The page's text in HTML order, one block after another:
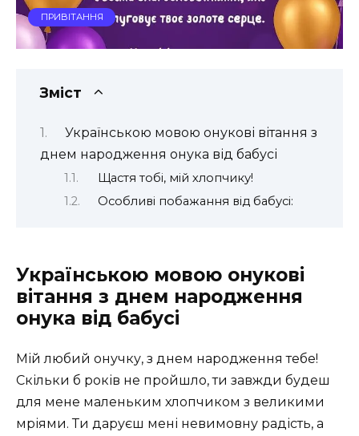
ПРИВІТАННЯ
Зміст
Українською мовою онукові вітання з
днем народження онука від бабусі
Щастя тобі, мій хлопчику!
Особливі побажання від бабусі:
Українською мовою онукові
вітання з днем народження
онука від бабусі
Мій любий онучку, з днем народження тебе!
Скільки б років не пройшло, ти завжди будеш
для мене маленьким хлопчиком з великими
мріями. Ти даруєш мені невимовну радість, а